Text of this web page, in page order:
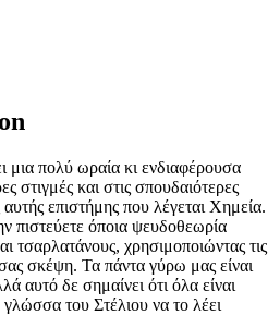
μια πολύ ωραία κι ενδιαφέρουσα
στιγμές και στις σπουδαιότερες
επιστήμης που λέγεται Χημεία.
πιστεύετε όποια ψευδοθεωρία
τσαρλατάνους, χρησιμοποιώντας τις
σκέψη. Τα πάντα γύρω μας είναι
αυτό δε σημαίνει ότι όλα είναι
γλώσσα του Στέλιου να το λέει